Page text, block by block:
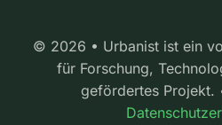
© 2026 • Urbanist ist ein
für Forschung,
gefördertes Projekt.